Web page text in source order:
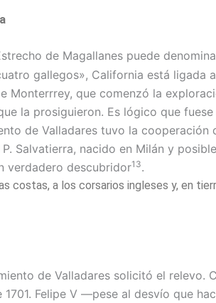
de Magallanes puede
gallegos», California está ligada
Monterrrey, que comenzó la
la prosiguieron. Es lógico que fuese
de Valladares tuvo la cooperación
Salvatie­rra, nacido en Milán y
verdadero descubridor13.
costas, a los corsarios ingleses y, en
de Valladares solicitó el relevo.
Felipe V —pese al desvío que